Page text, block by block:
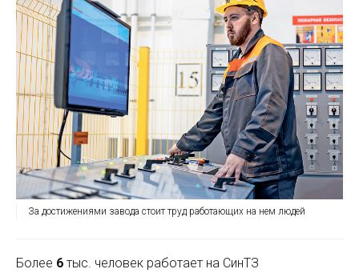
За достижениями завода стоит труд работающих на нем людей
Более 6 тыс. человек работает на СинТЗ